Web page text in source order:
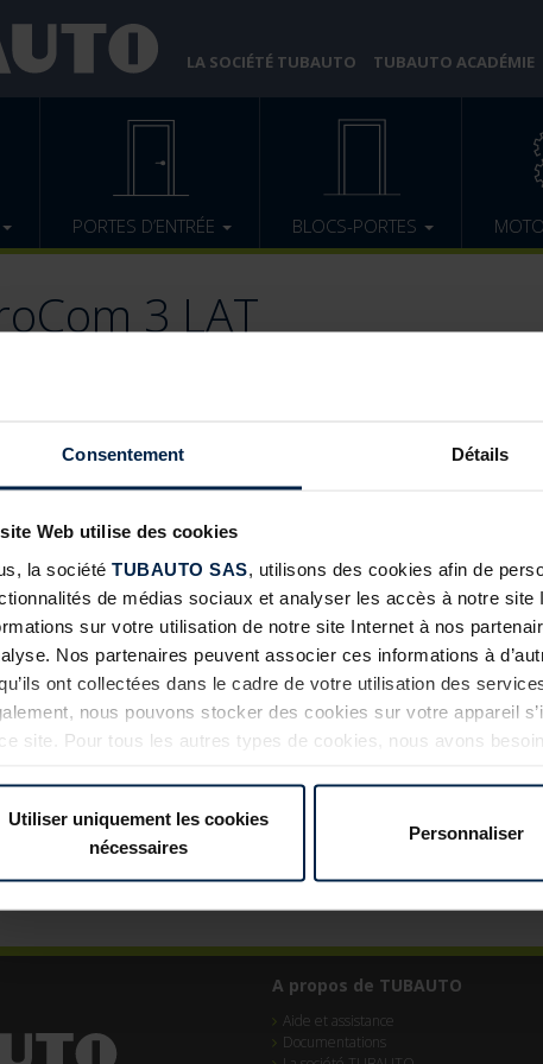
Consentement Détails
Web utilise des cookies
la société TUBAUTO SAS , utilisons des cookies afin de
de médias sociaux et analyser les accès à notre
sur votre utilisation de notre site Internet à nos
Nos partenaires peuvent associer ces informations à
ont collectées dans le cadre de votre utilisation des
nous pouvons stocker des cookies sur votre appareil
site. Pour tous les autres types de cookies, nous avons
Utiliser uniquement les cookies
nécessaires
Personnaliser
LA SOCIÉTÉ TUBAUTO TUBAUTO ACADÉMIE
PORTES D’ENTRÉE BLOCS-PORTES
3 LAT
A propos de TUBAUTO
Aide et assistance
Documentations